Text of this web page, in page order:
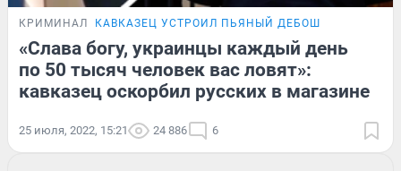
КРИМИНАЛ КАВКАЗЕЦ УСТРОИЛ ПЬЯНЫЙ ДЕБОШ
«Слава богу, украинцы каждый день
по 50 тысяч человек вас ловят»:
кавказец оскорбил русских в магазине
25 июля, 2022, 15:21 24 886 6